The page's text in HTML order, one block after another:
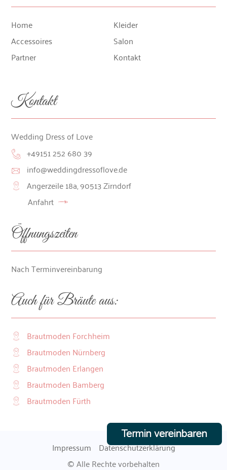
Home
Kleider
Accessoires
Salon
Partner
Kontakt
Kontakt
Wedding Dress of Love
+49151 252 680 39
info@weddingdressoflove.de
Angerzeile 18a, 90513 Zirndorf
Anfahrt
Öffnungszeiten
Nach Terminvereinbarung
Auch für Bräute aus:
Brautmoden Forchheim
Brautmoden Nürnberg
Brautmoden Erlangen
Brautmoden Bamberg
Brautmoden Fürth
Impressum
Datenschutzerklärung
© Alle Rechte vorbehalten